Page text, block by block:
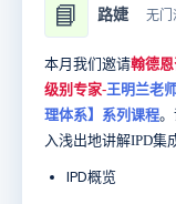
📘 路婕 无门
本月我们邀请翰德
级别专家-王明兰老
理体系】 系列课程。
入浅出地讲解IPD集
IPD概览